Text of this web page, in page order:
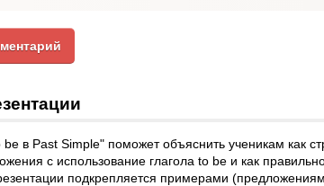
в Past Simple" поможет объяснить ученикам как
с использование глагола to be и как
подкрепляется примерами